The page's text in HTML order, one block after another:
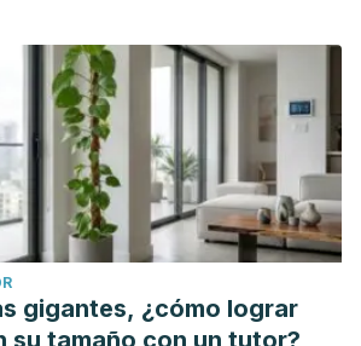
j.1753-4887.2011.00401.x. Accessed
Fibra. Available at:
spanish/ency/article/002470.htm
Oat antioxidants.Journal of cereal
129. Available at:
jcrs.2000.0349
gigantes, ¿cómo lograr
su tamaño con un tutor?